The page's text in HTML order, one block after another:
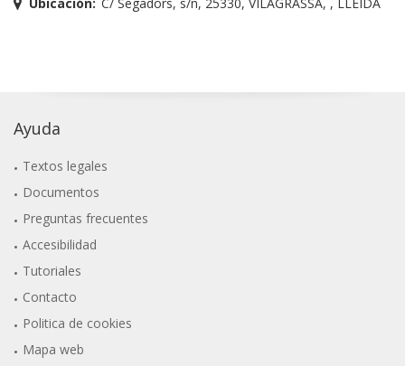
Ayuda
Textos legales
Documentos
Preguntas frecuentes
Accesibilidad
Tutoriales
Contacto
Politica de cookies
Mapa web